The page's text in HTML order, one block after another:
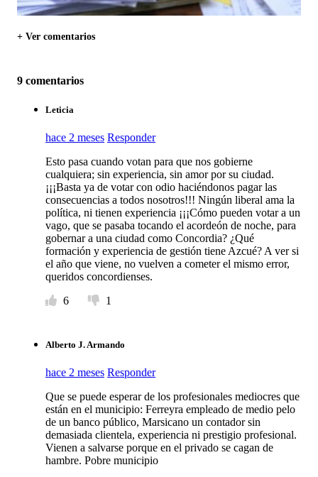
+ Ver comentarios
9 comentarios
Leticia
hace 2 meses Responder
Esto pasa cuando votan para que nos gobierne
cualquiera; sin experiencia, sin amor por su ciudad.
¡¡¡Basta ya de votar con odio haciéndonos pagar las
consecuencias a todos nosotros!!! Ningún liberal ama la
política, ni tienen experiencia ¡¡¡Cómo pueden votar a un
vago, que se pasaba tocando el acordeón de noche, para
gobernar a una ciudad como Concordia? ¿Qué
formación y experiencia de gestión tiene Azcué? A ver si
el año que viene, no vuelven a cometer el mismo error,
queridos concordienses.
6
1
Alberto J. Armando
hace 2 meses Responder
Que se puede esperar de los profesionales mediocres que
están en el municipio: Ferreyra empleado de medio pelo
de un banco público, Marsicano un contador sin
demasiada clientela, experiencia ni prestigio profesional.
Vienen a salvarse porque en el privado se cagan de
hambre. Pobre municipio